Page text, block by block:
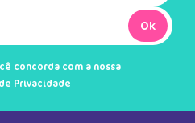
Ok
concorda com a nossa
Privacidade